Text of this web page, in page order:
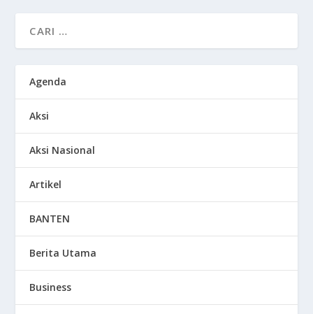
Agenda
Aksi
Aksi Nasional
Artikel
BANTEN
Berita Utama
Business